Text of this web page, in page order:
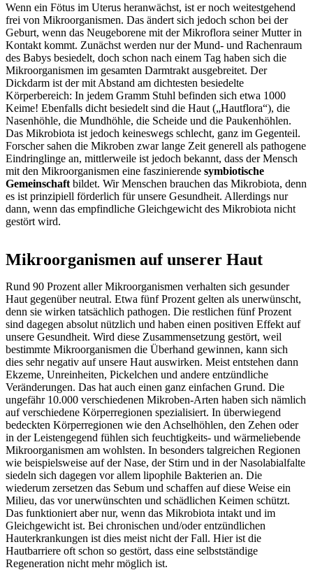
Wenn ein Fötus im Uterus heranwächst, ist er noch weitestgehend
frei von Mikroorganismen. Das ändert sich jedoch schon bei der
Geburt, wenn das Neugeborene mit der Mikroflora seiner Mutter in
Kontakt kommt. Zunächst werden nur der Mund- und Rachenraum
des Babys besiedelt, doch schon nach einem Tag haben sich die
Mikroorganismen im gesamten Darmtrakt ausgebreitet. Der
Dickdarm ist der mit Abstand am dichtesten besiedelte
Körperbereich: In jedem Gramm Stuhl befinden sich etwa 1000
Keime! Ebenfalls dicht besiedelt sind die Haut („Hautflora“), die
Nasenhöhle, die Mundhöhle, die Scheide und die Paukenhöhlen.
Das Mikrobiota ist jedoch keineswegs schlecht, ganz im Gegenteil.
Forscher sahen die Mikroben zwar lange Zeit generell als pathogene
Eindringlinge an, mittlerweile ist jedoch bekannt, dass der Mensch
mit den Mikroorganismen eine faszinierende symbiotische
Gemeinschaft bildet. Wir Menschen brauchen das Mikrobiota, denn
es ist prinzipiell förderlich für unsere Gesundheit. Allerdings nur
dann, wenn das empfindliche Gleichgewicht des Mikrobiota nicht
gestört wird.
Mikroorganismen auf unserer Haut
Rund 90 Prozent aller Mikroorganismen verhalten sich gesunder
Haut gegenüber neutral. Etwa fünf Prozent gelten als unerwünscht,
denn sie wirken tatsächlich pathogen. Die restlichen fünf Prozent
sind dagegen absolut nützlich und haben einen positiven Effekt auf
unsere Gesundheit. Wird diese Zusammensetzung gestört, weil
bestimmte Mikroorganismen die Überhand gewinnen, kann sich
dies sehr negativ auf unsere Haut auswirken. Meist entstehen dann
Ekzeme, Unreinheiten, Pickelchen und andere entzündliche
Veränderungen. Das hat auch einen ganz einfachen Grund. Die
ungefähr 10.000 verschiedenen Mikroben-Arten haben sich nämlich
auf verschiedene Körperregionen spezialisiert. In überwiegend
bedeckten Körperregionen wie den Achselhöhlen, den Zehen oder
in der Leistengegend fühlen sich feuchtigkeits- und wärmeliebende
Mikroorganismen am wohlsten. In besonders talgreichen Regionen
wie beispielsweise auf der Nase, der Stirn und in der Nasolabialfalte
siedeln sich dagegen vor allem lipophile Bakterien an. Die
wiederum zersetzen das Sebum und schaffen auf diese Weise ein
Milieu, das vor unerwünschten und schädlichen Keimen schützt.
Das funktioniert aber nur, wenn das Mikrobiota intakt und im
Gleichgewicht ist. Bei chronischen und/oder entzündlichen
Hauterkrankungen ist dies meist nicht der Fall. Hier ist die
Hautbarriere oft schon so gestört, dass eine selbstständige
Regeneration nicht mehr möglich ist.